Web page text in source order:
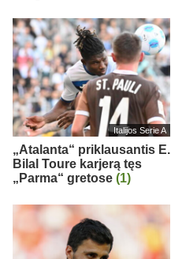
Italijos Serie A
„Atalanta“ priklausantis E.
Bilal Toure karjerą tęs
„Parma“ gretose (1)